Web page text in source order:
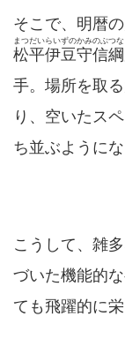
そこで、明暦の
松平伊豆守信綱
まつだいらいずのかみのぶつな
手。場所を取
り、空いたス
ち並ぶようにな
こうして、雑
づいた機能的
ても飛躍的に